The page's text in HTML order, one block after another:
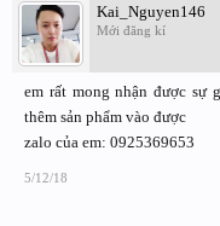
Kai_Nguyen146
Mới đăng kí
em rất mong nhận được sự
thêm sản phẩm vào được
zalo của em: 0925369653
5/12/18